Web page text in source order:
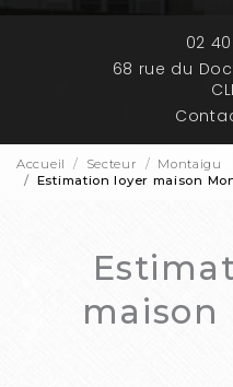
02
68 rue du
Accueil Secteur
Montaigu
Estimation loyer maison
maison